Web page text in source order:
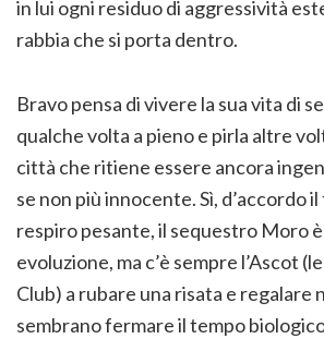
in lui ogni residuo di aggressività
rabbia che si porta dentro.
Bravo pensa di vivere la sua vita di
qualche volta a pieno e pirla altre
città che ritiene essere ancora
se non più innocente. Sì, d’accordo
respiro pesante, il sequestro Moro
evoluzione, ma c’è sempre l’Ascot
Club) a rubare una risata e
sembrano fermare il tempo